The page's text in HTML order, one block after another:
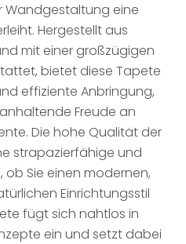
Wandgestaltung eine
Hergestellt aus
mit einer großzügigen
bietet diese Tapete
effiziente Anbringung,
Freude an
Die hohe Qualität der
strapazierfähige und
ob Sie einen modernen,
Einrichtungsstil
fügt sich nahtlos in
ein und setzt dabei